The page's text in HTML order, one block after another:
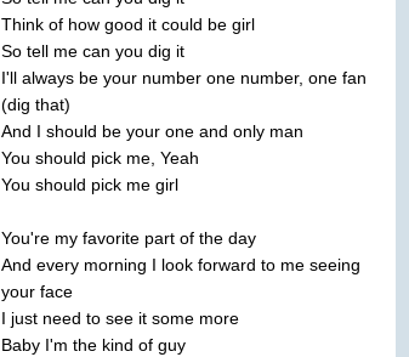
Think of how good it could be girl
So tell me can you dig it
I'll always be your number one number, one fan
(dig that)
And I should be your one and only man
You should pick me Yeah
You should pick me girl
You're my favorite part of the day
And every morning I look forward to me seeing
your face
I just need to see it some more
Baby I'm the kind of guy